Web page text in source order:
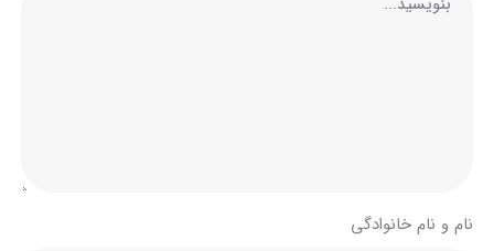
نام و نام خانوادگی